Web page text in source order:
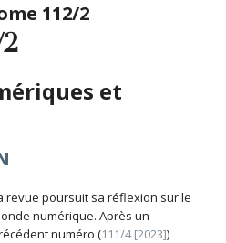
112/2
et
revue poursuit sa réflexion sur le
numérique. Après un
numéro (111/4 [2023])